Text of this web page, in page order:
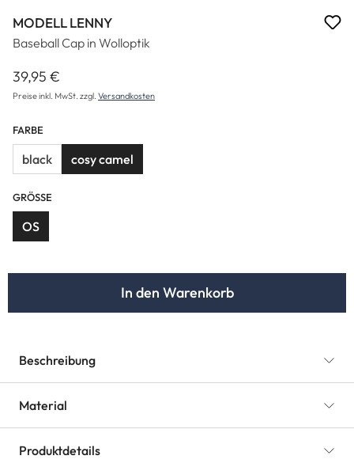
MODELL LENNY
Baseball Cap in Wolloptik
Regulärer Preis:
39,95 €
Preise inkl. MwSt. zzgl. Versandkosten
FARBE
black cosy camel
GRÖSSE
OS
In den Warenkorb
Beschreibung
Material
Produktdetails